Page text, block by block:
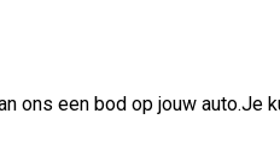
ons een bod op jouw auto.Je